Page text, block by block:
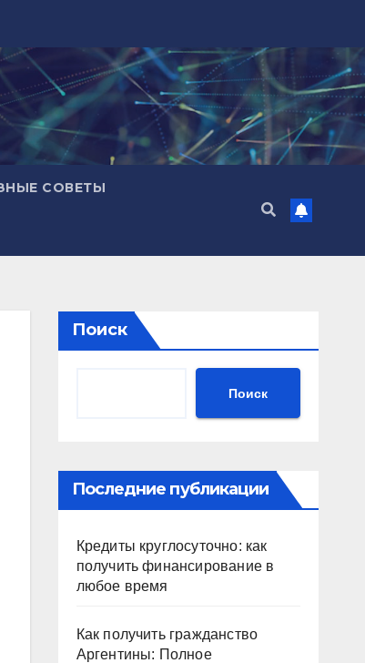
СОВЕТЫ
Поиск
Поиск
Последние публикации
Кредиты круглосуточно: как
получить финансирование в
любое время
Как получить гражданство
Аргентины: Полное